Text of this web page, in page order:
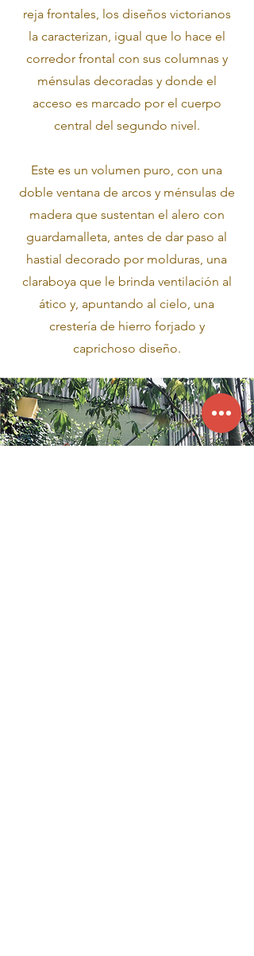
reja frontales, los diseños victorianos
la caracterizan, igual que lo hace el
corredor frontal con sus columnas y
ménsulas decoradas y donde el
acceso es marcado por el cuerpo
central del segundo nivel.
Este es un volumen puro, con una
doble ventana de arcos y ménsulas de
madera que sustentan el alero con
guardamalleta, antes de dar paso al
hastial decorado por molduras, una
claraboya que le brinda ventilación al
ático y, apuntando al cielo, una
crestería de hierro forjado y
caprichoso diseño.